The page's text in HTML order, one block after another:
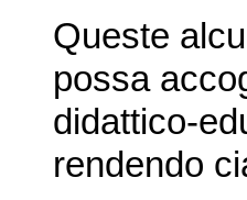
Queste
possa
didattico-
rendendo